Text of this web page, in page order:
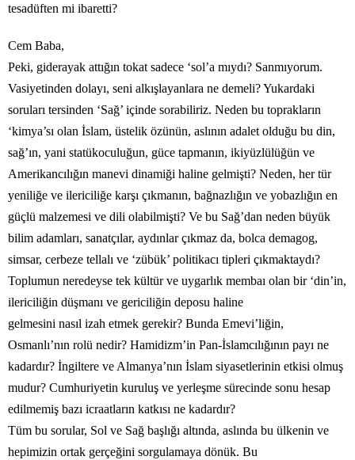
tesadüften mi ibaretti?
Cem Baba,
Peki, giderayak attığın tokat sadece ‘sol’a mıydı? Sanmıyorum.
Vasiyetinden dolayı, seni alkışlayanlara ne demeli? Yukardaki
soruları tersinden ‘Sağ’ içinde sorabiliriz. Neden bu toprakların
‘kimya’sı olan İslam, üstelik özünün, aslının adalet olduğu bu din,
sağ’ın, yani statükoculuğun, güce tapmanın, ikiyüzlülüğün ve
Amerikancılığın manevi dinamiği haline gelmişti? Neden, her tür
yeniliğe ve ilericiliğe karşı çıkmanın, bağnazlığın ve yobazlığın en
güçlü malzemesi ve dili olabilmişti? Ve bu Sağ’dan neden büyük
bilim adamları, sanatçılar, aydınlar çıkmaz da, bolca demagog,
simsar, cerbeze tellalı ve ‘zübük’ politikacı tipleri çıkmaktaydı?
Toplumun neredeyse tek kültür ve uygarlık membaı olan bir ‘din’in,
ilericiliğin düşmanı ve gericiliğin deposu haline
gelmesini nasıl izah etmek gerekir? Bunda Emevi’liğin,
Osmanlı’nın rolü nedir? Hamidizm’in Pan-İslamcılığının payı ne
kadardır? İngiltere ve Almanya’nın İslam siyasetlerinin etkisi olmuş
mudur? Cumhuriyetin kuruluş ve yerleşme sürecinde sonu hesap
edilmemiş bazı icraatların katkısı ne kadardır?
Tüm bu sorular, Sol ve Sağ başlığı altında, aslında bu ülkenin ve
hepimizin ortak gerçeğini sorgulamaya dönük. Bu